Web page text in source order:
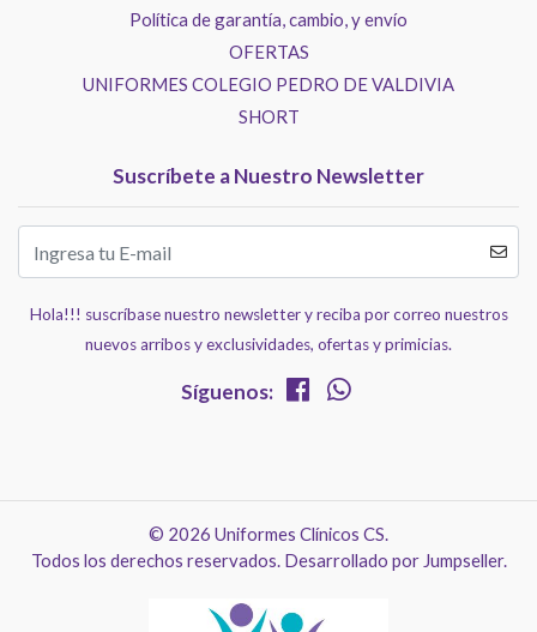
Política de garantía, cambio, y envío
OFERTAS
UNIFORMES COLEGIO PEDRO DE VALDIVIA
SHORT
Suscríbete a Nuestro Newsletter
Hola!!! suscríbase nuestro newsletter y reciba por correo nuestros
nuevos arribos y exclusividades, ofertas y primicias.
Síguenos:
© 2026 Uniformes Clínicos CS.
Todos los derechos reservados. Desarrollado por Jumpseller.